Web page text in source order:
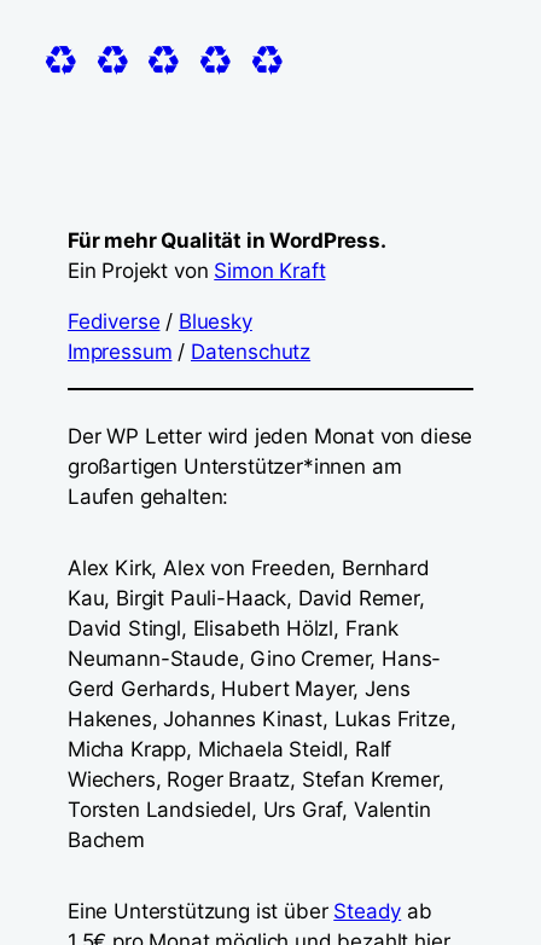
♻️ ♻️ ♻️ ♻️ ♻️
Für mehr Qualität in WordPress.
Ein Projekt von Simon Kraft
Fediverse / Bluesky
Impressum / Datenschutz
Der WP Letter wird jeden Monat von diese
großartigen Unterstützer*innen am
Laufen gehalten:
Alex Kirk, Alex von Freeden, Bernhard
Kau, Birgit Pauli-Haack, David Remer,
David Stingl, Elisabeth Hölzl, Frank
Neumann-Staude, Gino Cremer, Hans-
Gerd Gerhards, Hubert Mayer, Jens
Hakenes, Johannes Kinast, Lukas Fritze,
Micha Krapp, Michaela Steidl, Ralf
Wiechers, Roger Braatz, Stefan Kremer,
Torsten Landsiedel, Urs Graf, Valentin
Bachem
Eine Unterstützung ist über Steady ab